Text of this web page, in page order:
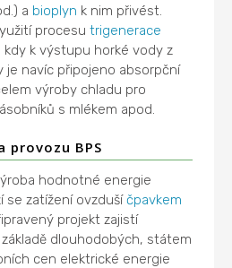
a bioplyn k nim přivést.
procesutrigenerace
kdy k výstupu horké vody z
je navíc připojeno absorpční
výroby chladu pro
s mlékem apod.
provozu BPS
hodnotné energie
se zatížení ovzdušíčpavkem
projekt zajistí
dlouhodobých, státem
cen elektrické energie